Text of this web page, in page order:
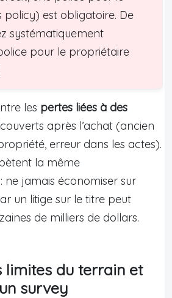
policy) est obligatoire. De
systématiquement
pour le propriétaire
les pertes liées à des
après l’achat (ancien
erreur dans les actes).
la même
jamais économiser sur
un litige sur le titre peut
de milliers de dollars.
limites du terrain et
survey